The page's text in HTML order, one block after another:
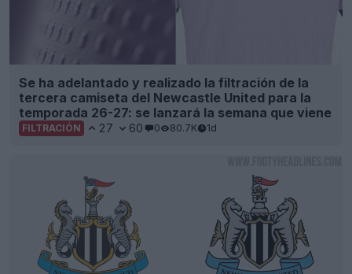
Se ha adelantado y realizado la filtración de la
tercera camiseta del Newcastle United para la
temporada 26-27: se lanzará la semana que viene
FILTRACIÓN 27 60 0 80.7K 1d